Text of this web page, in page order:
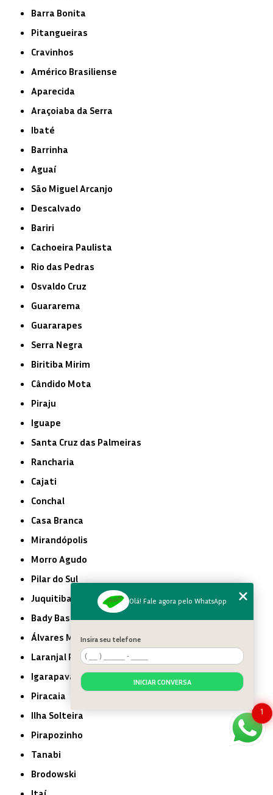
Barra Bonita
Pitangueiras
Cravinhos
Américo Brasiliense
Aparecida
Araçoiaba da Serra
Ibaté
Barrinha
Aguaí
São Miguel Arcanjo
Descalvado
Bariri
Cachoeira Paulista
Rio das Pedras
Osvaldo Cruz
Guararema
Guararapes
Serra Negra
Biritiba Mirim
Cândido Mota
Piraju
Iguape
Santa Cruz das Palmeiras
Rancharia
Cajati
Conchal
Casa Branca
Mirandópolis
Morro Agudo
Pilar do Sul
Juquitiba
Bady Bassitt
Álvares Machado
Laranjal Paulista
Igarapava
Piracaia
Ilha Solteira
Pirapozinho
Tanabi
Brodowski
1
Olá! Fale agora pelo WhatsApp
Insira seu telefone
INICIAR CONVERSA